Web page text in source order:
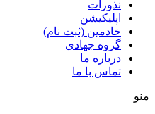
نذورات
اپلیکیشن
خادمین (ثبت نام)
گروه جهادی
درباره ما
تماس با ما
منو